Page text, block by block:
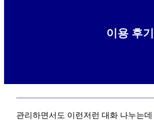
이용 후기
관리하면서도 이런저런 대화 나누는